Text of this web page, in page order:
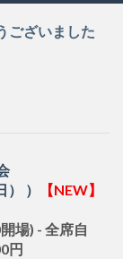
ございました
）
【NEW】
場) - 全席自
円